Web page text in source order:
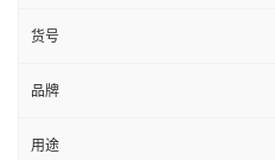
货号
品牌
用途